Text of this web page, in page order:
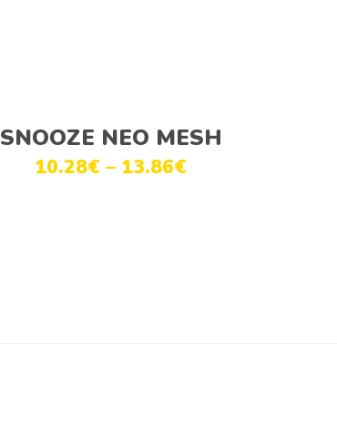
Ver opções
SNOOZE NEO MESH
10.28€ – 13.86€